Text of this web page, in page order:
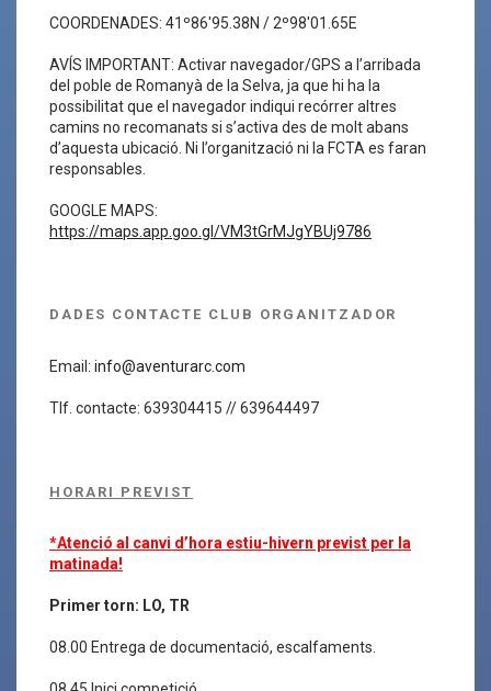
COORDENADES: 41º86'95.38N / 2º98'01.65E
AVÍS IMPORTANT: Activar navegador/GPS a l’arribada
del poble de Romanyà de la Selva, ja que hi ha la
possibilitat que el navegador indiqui recórrer altres
camins no recomanats si s’activa des de molt abans
d’aquesta ubicació. Ni l’organització ni la FCTA es faran
responsables.
GOOGLE MAPS:
https://maps.app.goo.gl/VM3tGrMJgYBUj9786
DADES CONTACTE CLUB ORGANITZADOR
Email: info@aventurarc.com
Tlf. contacte: 639304415 // 639644497
HORARI PREVIST
*Atenció al canvi d’hora estiu-hivern previst per la
matinada!
Primer torn: LO, TR
08.00 Entrega de documentació, escalfaments.